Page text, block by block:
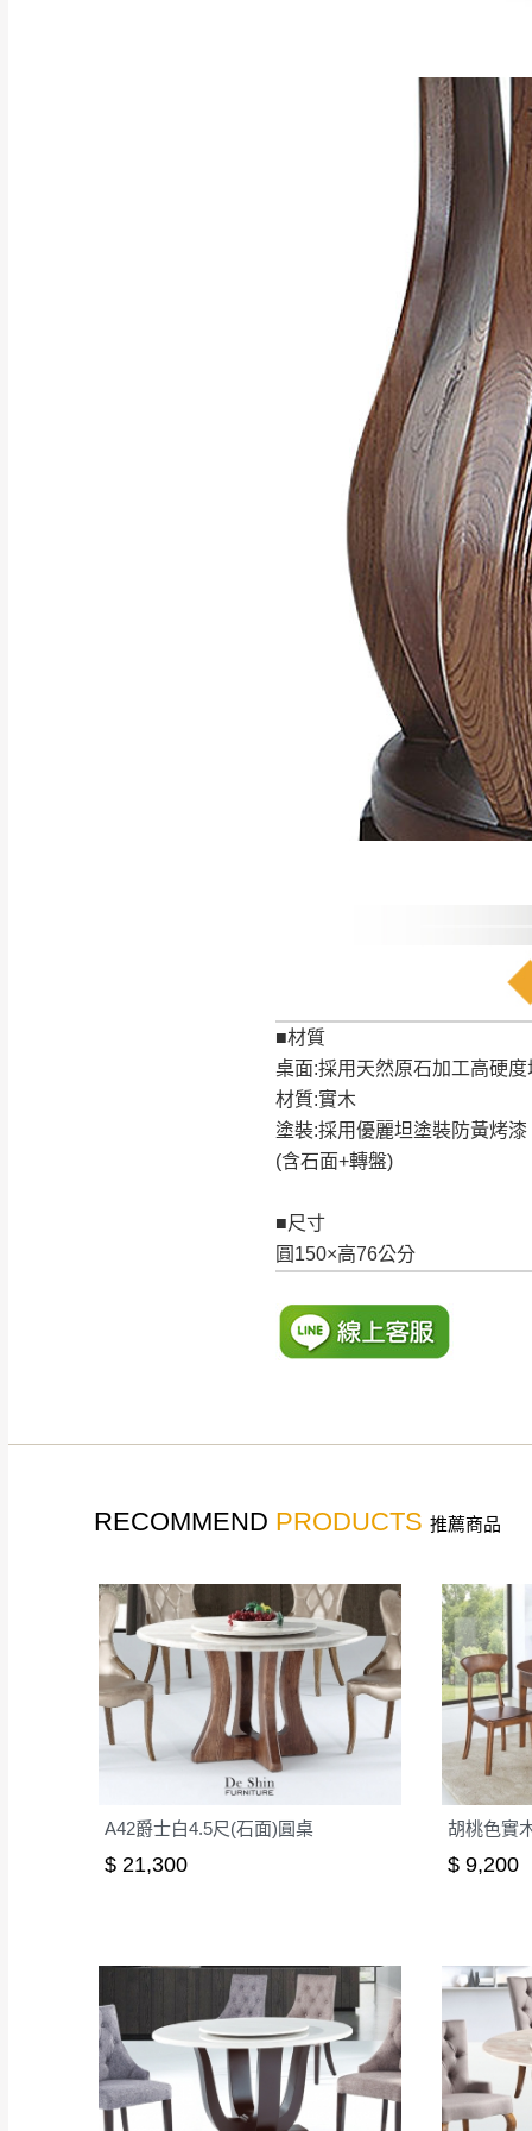
■材質
桌面:採用天然原石加工高硬
材質:實木
塗裝:採用優麗坦塗裝防黃烤
(含石面+轉盤)
■尺寸
圓150×高76公分
暫無配送地區：彰化、南
（可於LINE線上詢問 →
其它注意事項
本司貨車運送如因路況
本公司除了盡最大努力
保護物流人員的工作安
因大型傢俱有組裝、配
讓您不用整天在家等貨
如遇自然災害、政府宣
務。
百貨公司配送暫無法配
期間，恕暫停百貨公司相
無回收家具服務，若需
訂購前請確認
非因本公司問
狀態與完整包
台北市、新北
本公司部份商
為因素導致商
者同意將會進行
到貨7日內為鑑
退貨運費。
如欲放置營業場
訂單成立時請儘速於
請密切注意。
三 日內若未接獲您的
無回收家具服務，若
RECOMMEND PRODUCTS 推薦商品
A42爵士白4.5尺(石面)圓桌
$ 21,300 $ 9,200